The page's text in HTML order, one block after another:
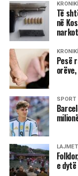
Klinë: Mbi 10 mijë
katastrofës
Më 3 gusht të këtij
serbe, pas
Çeskovë dhe e
kjo ditë, nga
granatojnë
KI i Degës së LDK-
Njoftohet se edhe
jetojnë rreth 10
granatuara të
Gjendja
Të
në
Pesë
SPORT
LAJMET
e